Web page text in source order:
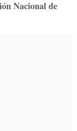
Nacional de